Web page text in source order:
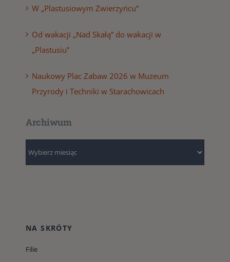
W „Plastusiowym Zwierzyńcu”
Od wakacji „Nad Skałą” do wakacji w
„Plastusiu”
Naukowy Plac Zabaw 2026 w Muzeum
Przyrody i Techniki w Starachowicach
Archiwum
NA SKRÓTY
Filie